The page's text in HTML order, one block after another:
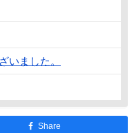
いました。
Share